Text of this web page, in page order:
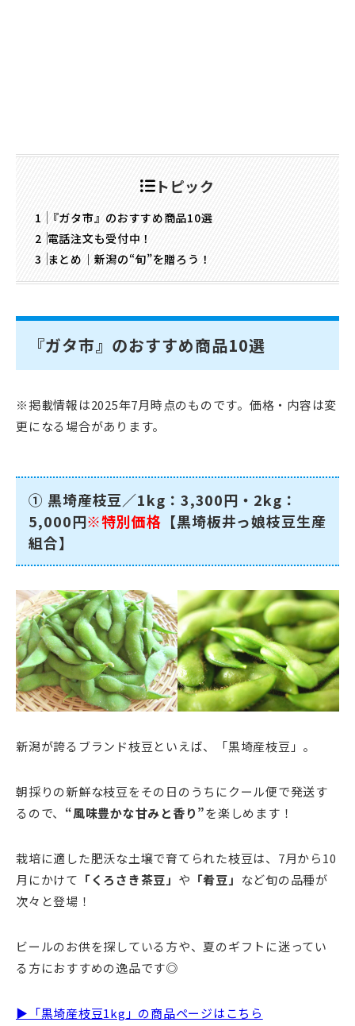
トピック
『ガタ市』のおすすめ商品10選
電話注文も受付中！
まとめ｜新潟の“旬”を贈ろう！
『ガタ市』のおすすめ商品10選
※掲載情報は2025年7月時点のものです。価格・内容は変
更になる場合があります。
① 黒埼産枝豆／1kg：3,300円・2kg：
5,000円※特別価格 【黒埼板井っ娘枝豆生産
組合】
新潟が誇るブランド枝豆といえば、「黒埼産枝豆」。
朝採りの新鮮な枝豆をその日のうちにクール便で発送す
るので、 “風味豊かな甘みと香り”を楽しめます！
栽培に適した肥沃な土壌で育てられた枝豆は、7月から10
月にかけて 「くろさき茶豆」 や 「肴豆」 など旬の品種が
次々と登場！
ビールのお供を探している方や、夏のギフトに迷ってい
る方におすすめの逸品です◎
▶「黒埼産枝豆1kg」の商品ページはこちら